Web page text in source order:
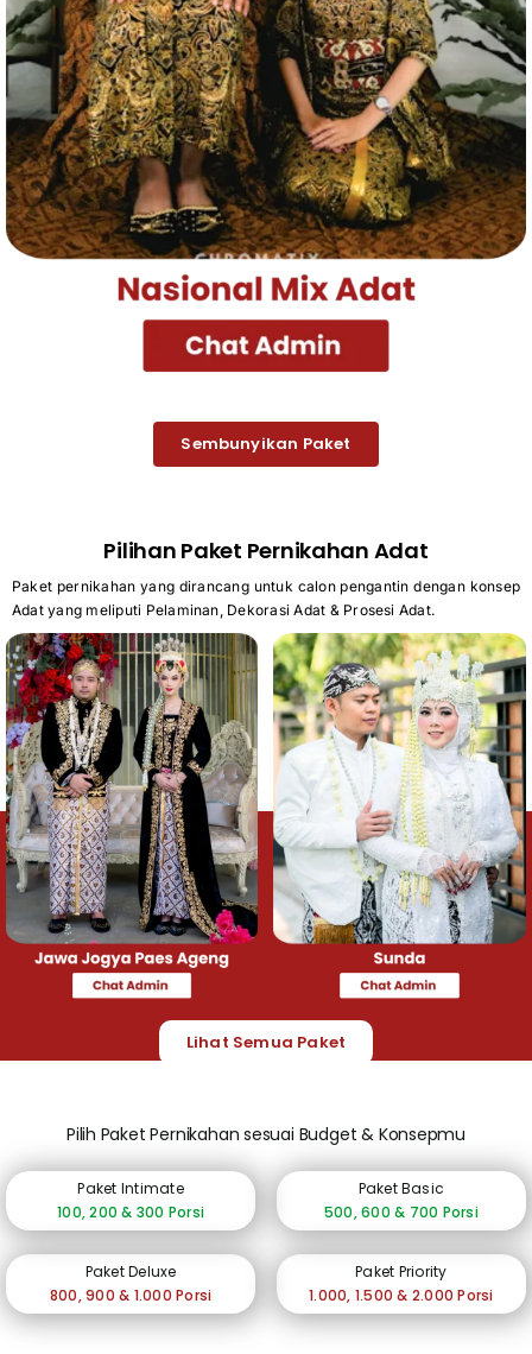
Sembunyikan Paket
Pilihan Paket Pernikahan Adat
Paket pernikahan yang dirancang untuk calon pengantin dengan konsep
Adat yang meliputi Pelaminan, Dekorasi Adat & Prosesi Adat.
Lihat Semua Paket
Pilih Paket Pernikahan sesuai Budget & Konsepmu
Paket Intimate
100, 200 & 300 Porsi
Paket Basic
500, 600 & 700 Porsi
Paket Deluxe
800, 900 & 1.000 Porsi
Paket Priority
1.000, 1.500 & 2.000 Porsi